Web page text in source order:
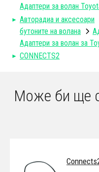
Адаптери за волан
Авторадиa и аксесоари
бутоните на волана
Адаптери за волан за
CONNECTS2
Може би ще